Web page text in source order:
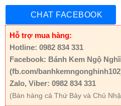
CHAT FACEBOOK
Hỗ trợ mua hàng:
Hotline: 0982 834 331
Facebook: Bánh Kem Ngộ
(fb.com/
Zalo, Viber: 0982 834 331
(Bán hàng cả Thứ Bảy và Chủ